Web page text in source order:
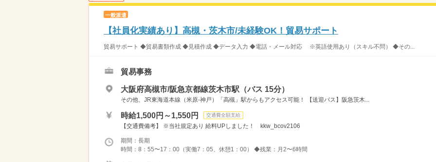
一般派遣
【社員化実績あり】高槻・茨木市/未経験OK！貿易サポート
貿易サポート ◆貿易書類作成 ◆見積作成 ◆データ入力 ◆電話・メール対応 ※英語使用あり（スキル不問） ◆その...
貿易事務
大阪府高槻市/阪急京都線茨木市駅（バス 15分）
その他、JR東海道本線（米原-神戸）「高槻」駅からもアクセス可能！ 【送迎バス】阪急茨木...
時給1,500円～1,550円 交通費全額支給
【交通費備考】 ※当社規定あり 給料UPしました！ kkw_bcov2106
期間：長期
時間：8：55〜17：00（実働7：05、休憩1：00） ◆残業：月2〜6時間